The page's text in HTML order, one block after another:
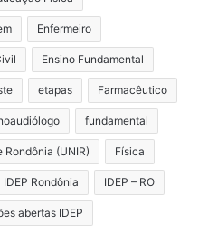
Enfermeiro
Ensino Fundamental
etapas Farmacêutico
fundamental
(UNIR) Física
IDEP Rondônia IDEP – RO
abertas IDEP